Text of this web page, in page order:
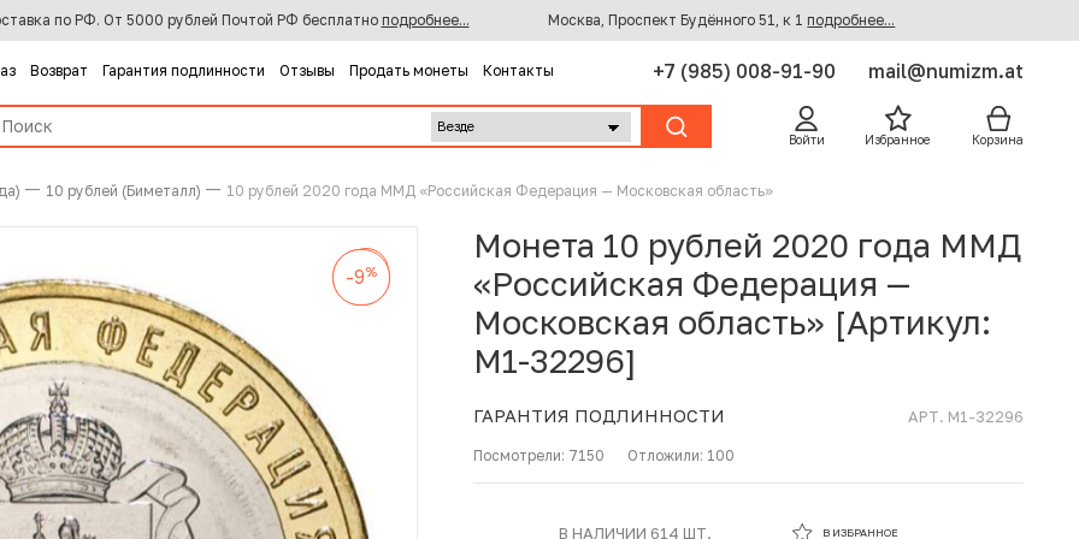
по РФ. От 5000 рублей Почтой РФ бесплатно подробнее... Москва, Проспект Будённого 51, к 1 подробнее...
Возврат Гарантия подлинности Отзывы Продать монеты Контакты +7 (985) 008-91-90 mail@numizm.at
Войти Избранное Корзина
10 рублей (Биметалл) 10 рублей 2020 года ММД «Российская Федерация — Московская область»
-9%
-9%
-9%
Монета 10 рублей 2020 года ММД
«Российская Федерация —
Московская область» [Артикул:
M1-32296]
ГАРАНТИЯ ПОДЛИННОСТИ АРТ. M1-32296
Посмотрели: 7150 Отложили: 100
В НАЛИЧИИ 614 ШТ.
В ИЗБРАННОЕ